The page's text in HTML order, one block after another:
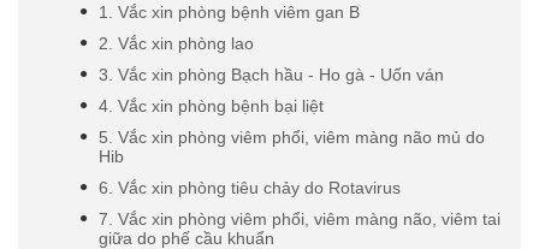
1. Vắc xin phòng bệnh viêm gan B
2. Vắc xin phòng lao
3. Vắc xin phòng Bạch hầu - Ho gà - Uốn ván
4. Vắc xin phòng bệnh bại liệt
5. Vắc xin phòng viêm phổi, viêm màng não mủ do
Hib
6. Vắc xin phòng tiêu chảy do Rotavirus
7. Vắc xin phòng viêm phổi, viêm màng não, viêm tai
giữa do phế cầu khuẩn